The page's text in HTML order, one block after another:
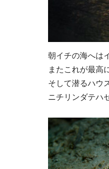
朝イチの海へは
またこれが最高
そして潜るハウ
ニチリンダテハ